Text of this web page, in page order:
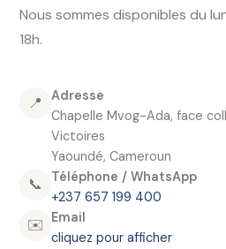
Nous sommes disponibles du
18h.
📍
Adresse
Chapelle Mvog-Ada, face
Victoires
Yaoundé, Cameroun
📞
Téléphone / WhatsApp
+237 657 199 400
✉️
Email
cliquez pour afficher